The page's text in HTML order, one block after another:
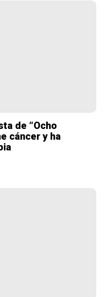
de “Ocho
cáncer y ha